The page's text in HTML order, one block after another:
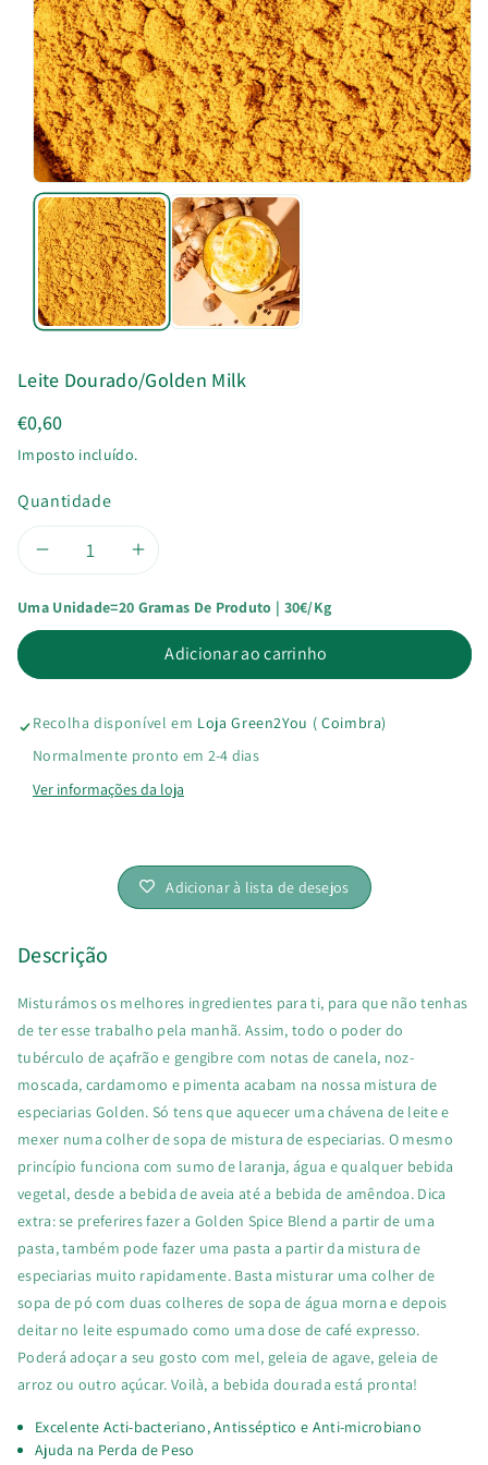
u
t
o
Leite Dourado/Golden Milk
€0,60
Imposto incluído.
Quantidade
Diminuir
a
quantidade
de
Leite
Dourado/Golden
Aumentar
a
quantidade
de
Leite
Dourado/Golden
Uma Unidade=20 Gramas De Produto | 30€/kg
Adicionar ao carrinho
Recolha disponível em Loja Green2You ( Coimbra)
Normalmente pronto em 2-4 dias
Ver informações da loja
Adicionar à lista de desejos
Descrição
Misturámos os melhores ingredientes para ti, para que não tenhas
de ter esse trabalho pela manhã. Assim, todo o poder do
tubérculo de açafrão e gengibre com notas de canela, noz-
moscada, cardamomo e pimenta acabam na nossa mistura de
especiarias Golden. Só tens que aquecer uma chávena de leite e
mexer numa colher de sopa de mistura de especiarias. O mesmo
princípio funciona com sumo de laranja, água e qualquer bebida
vegetal, desde a bebida de aveia até a bebida de amêndoa. Dica
extra: se preferires fazer a Golden Spice Blend a partir de uma
pasta, também pode fazer uma pasta a partir da mistura de
especiarias muito rapidamente. Basta misturar uma colher de
sopa de pó com duas colheres de sopa de água morna e depois
deitar no leite espumado como uma dose de café expresso.
Poderá adoçar a seu gosto com mel, geleia de agave, geleia de
arroz ou outro açúcar. Voilà, a bebida dourada está pronta!
Excelente Acti-bacteriano, Antisséptico e Anti-microbiano
Ajuda na Perda de Peso